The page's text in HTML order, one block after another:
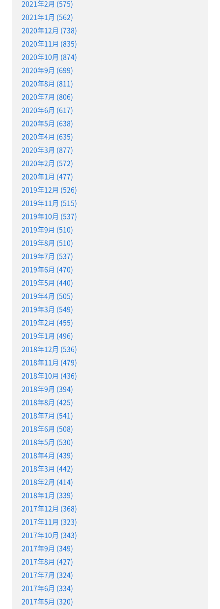
2021年2月 (575)
2021年1月 (562)
2020年12月 (738)
2020年11月 (835)
2020年10月 (874)
2020年9月 (699)
2020年8月 (811)
2020年7月 (806)
2020年6月 (617)
2020年5月 (638)
2020年4月 (635)
2020年3月 (877)
2020年2月 (572)
2020年1月 (477)
2019年12月 (526)
2019年11月 (515)
2019年10月 (537)
2019年9月 (510)
2019年8月 (510)
2019年7月 (537)
2019年6月 (470)
2019年5月 (440)
2019年4月 (505)
2019年3月 (549)
2019年2月 (455)
2019年1月 (496)
2018年12月 (536)
2018年11月 (479)
2018年10月 (436)
2018年9月 (394)
2018年8月 (425)
2018年7月 (541)
2018年6月 (508)
2018年5月 (530)
2018年4月 (439)
2018年3月 (442)
2018年2月 (414)
2018年1月 (339)
2017年12月 (368)
2017年11月 (323)
2017年10月 (343)
2017年9月 (349)
2017年8月 (427)
2017年7月 (324)
2017年6月 (334)
2017年5月 (320)